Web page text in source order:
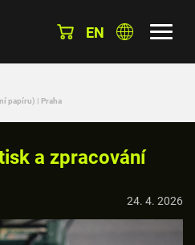
EN
papíru) | Praha
a zpracování
24. 4. 2026